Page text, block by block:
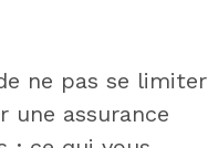
ne pas se limiter
assurance